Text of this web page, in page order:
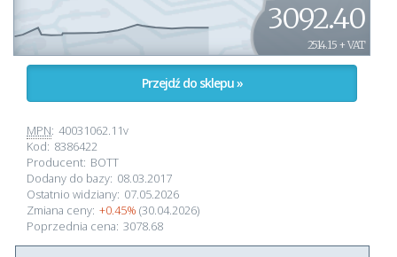
3092.40
2514.15 + VAT
Przejdź do sklepu »
MPN: 40031062.11v
Kod: 8386422
Producent: BOTT
Dodany do bazy: 08.03.2017
Ostatnio widziany: 07.05.2026
Zmiana ceny: +0.45% (30.04.2026)
Poprzednia cena: 3078.68